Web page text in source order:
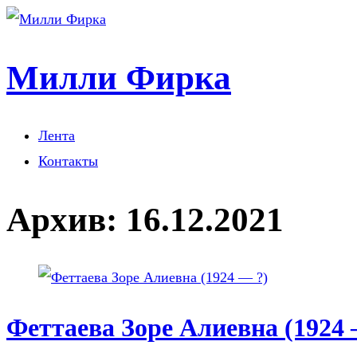
Милли Фирка
Лента
Контакты
Архив: 16.12.2021
Феттаева Зоре Алиевна